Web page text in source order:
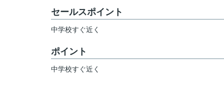
セールスポイント
中学校すぐ近く
ポイント
中学校すぐ近く